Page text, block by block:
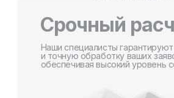
Срочный
Наши специалисты
и точную обработку ваших
обеспечивая высокий уровень